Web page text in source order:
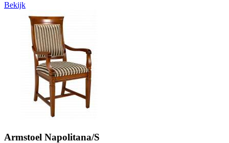
Bekijk
Armstoel Napolitana/S